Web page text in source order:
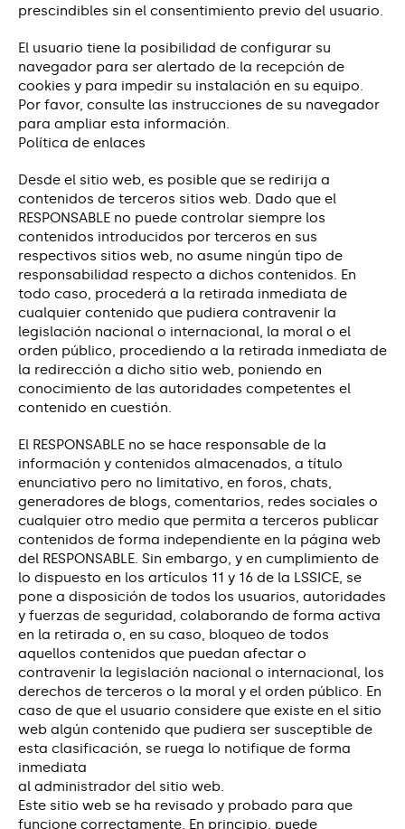
prescindibles sin el consentimiento previo del usuario.
El usuario tiene la posibilidad de configurar su
navegador para ser alertado de la recepción de
cookies y para impedir su instalación en su equipo.
Por favor, consulte las instrucciones de su navegador
para ampliar esta información.
Política de enlaces
Desde el sitio web, es posible que se redirija a
contenidos de terceros sitios web. Dado que el
RESPONSABLE no puede controlar siempre los
contenidos introducidos por terceros en sus
respectivos sitios web, no asume ningún tipo de
responsabilidad respecto a dichos contenidos. En
todo caso, procederá a la retirada inmediata de
cualquier contenido que pudiera contravenir la
legislación nacional o internacional, la moral o el
orden público, procediendo a la retirada inmediata de
la redirección a dicho sitio web, poniendo en
conocimiento de las autoridades competentes el
contenido en cuestión.
El RESPONSABLE no se hace responsable de la
información y contenidos almacenados, a título
enunciativo pero no limitativo, en foros, chats,
generadores de blogs, comentarios, redes sociales o
cualquier otro medio que permita a terceros publicar
contenidos de forma independiente en la página web
del RESPONSABLE. Sin embargo, y en cumplimiento de
lo dispuesto en los artículos 11 y 16 de la LSSICE, se
pone a disposición de todos los usuarios, autoridades
y fuerzas de seguridad, colaborando de forma activa
en la retirada o, en su caso, bloqueo de todos
aquellos contenidos que puedan afectar o
contravenir la legislación nacional o internacional, los
derechos de terceros o la moral y el orden público. En
caso de que el usuario considere que existe en el sitio
web algún contenido que pudiera ser susceptible de
esta clasificación, se ruega lo notifique de forma
inmediata
al administrador del sitio web.
Este sitio web se ha revisado y probado para que
funcione correctamente. En principio, puede